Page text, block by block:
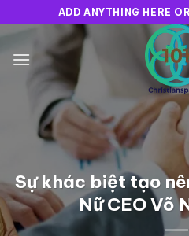
đến
dung
ADD ANYTHING HERE
Sự khác biệt tạo
Nữ CEO Võ